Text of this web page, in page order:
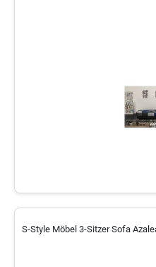
S-Style Möbel 3-Sitzer Sofa